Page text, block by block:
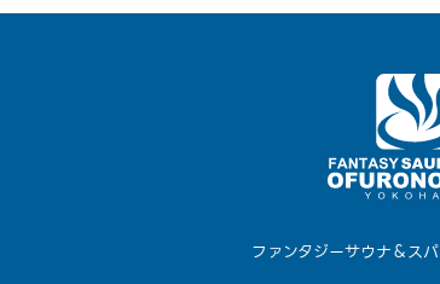
ファンタジーサウナ＆スパ